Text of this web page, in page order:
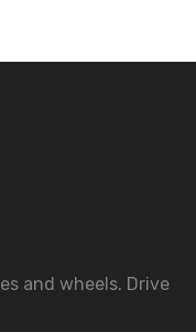
and wheels. Drive